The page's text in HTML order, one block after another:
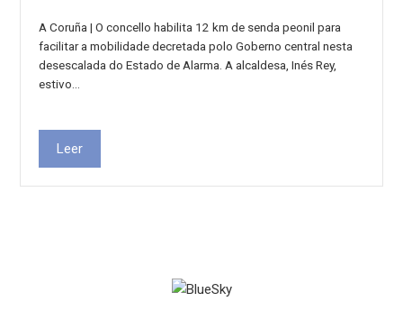
A Coruña | O concello habilita 12 km de senda peonil para
facilitar a mobilidade decretada polo Goberno central nesta
desescalada do Estado de Alarma. A alcaldesa, Inés Rey,
estivo…
Leer